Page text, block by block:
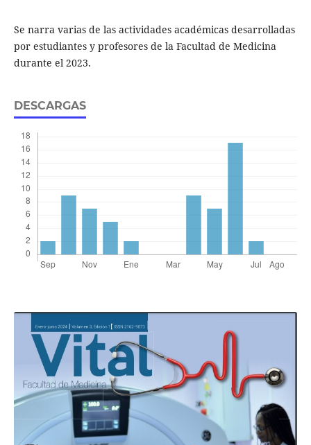
Se narra varias de las actividades académicas desarrolladas
por estudiantes y profesores de la Facultad de Medicina
durante el 2023.
DESCARGAS